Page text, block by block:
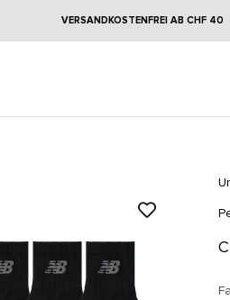
VERSANDKOSTENFREI AB CHF 40